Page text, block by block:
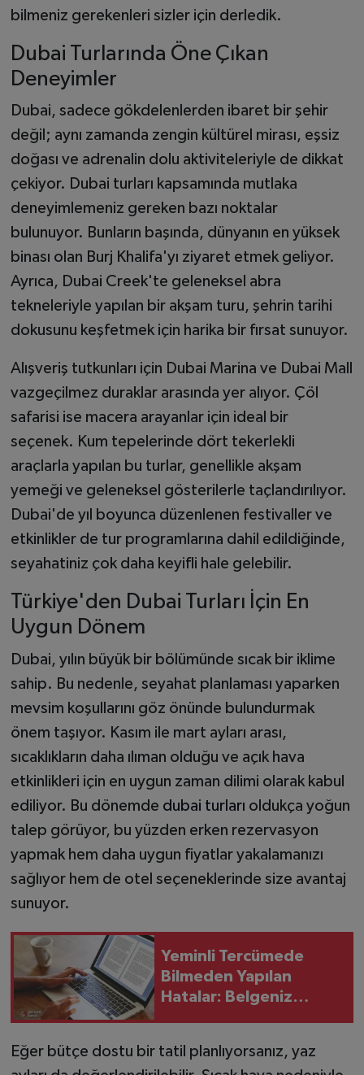
bilmeniz gerekenleri sizler için derledik.
Dubai Turlarında Öne Çıkan
Deneyimler
Dubai, sadece gökdelenlerden ibaret bir şehir
değil; aynı zamanda zengin kültürel mirası, eşsiz
doğası ve adrenalin dolu aktiviteleriyle de dikkat
çekiyor. Dubai turları kapsamında mutlaka
deneyimlemeniz gereken bazı noktalar
bulunuyor. Bunların başında, dünyanın en yüksek
binası olan Burj Khalifa'yı ziyaret etmek geliyor.
Ayrıca, Dubai Creek'te geleneksel abra
tekneleriyle yapılan bir akşam turu, şehrin tarihi
dokusunu keşfetmek için harika bir fırsat sunuyor.
Alışveriş tutkunları için Dubai Marina ve Dubai Mall
vazgeçilmez duraklar arasında yer alıyor. Çöl
safarisi ise macera arayanlar için ideal bir
seçenek. Kum tepelerinde dört tekerlekli
araçlarla yapılan bu turlar, genellikle akşam
yemeği ve geleneksel gösterilerle taçlandırılıyor.
Dubai'de yıl boyunca düzenlenen festivaller ve
etkinlikler de tur programlarına dahil edildiğinde,
seyahatiniz çok daha keyifli hale gelebilir.
Türkiye'den Dubai Turları İçin En
Uygun Dönem
Dubai, yılın büyük bir bölümünde sıcak bir iklime
sahip. Bu nedenle, seyahat planlaması yaparken
mevsim koşullarını göz önünde bulundurmak
önem taşıyor. Kasım ile mart ayları arası,
sıcaklıkların daha ılıman olduğu ve açık hava
etkinlikleri için en uygun zaman dilimi olarak kabul
ediliyor. Bu dönemde dubai turları oldukça yoğun
talep görüyor, bu yüzden erken rezervasyon
yapmak hem daha uygun fiyatlar yakalamanızı
sağlıyor hem de otel seçeneklerinde size avantaj
sunuyor.
Yeminli Tercümede
Bilmeden Yapılan
Hatalar: Belgeniz
Eğer bütçe dostu bir tatil planlıyorsanız, yaz